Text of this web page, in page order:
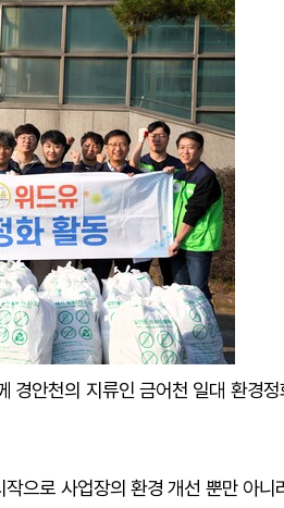
경안천의 지류인 금어천 일대 환경
으로 사업장의 환경 개선 뿐만 아니